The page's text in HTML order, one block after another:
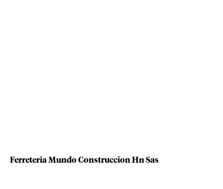
Ferreteria Mundo Construccion Hn Sas